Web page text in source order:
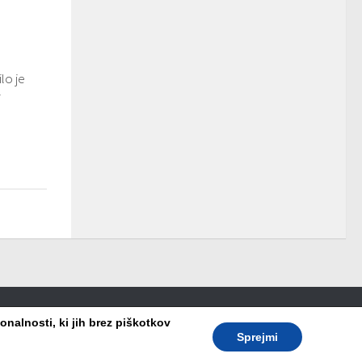
je
ki jih brez piškotkov
Sprejmi